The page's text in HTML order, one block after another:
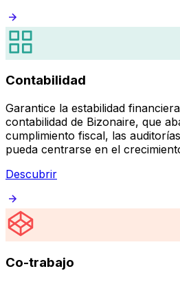
Contabilidad
Garantice la estabilidad
contabilidad de Bizonaire, que
cumplimiento fiscal, las
pueda centrarse en el
Descubrir
Co-trabajo